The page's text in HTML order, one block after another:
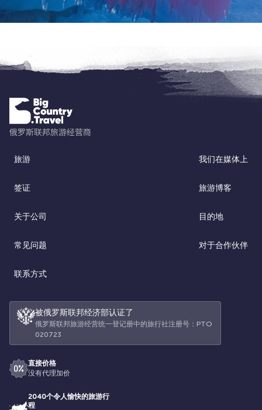
旅游 我们在媒体上
签证 旅游博客
关于公司 目的地
常见问题 对于合作伙伴
联系方式
被俄罗斯联邦经济部认证了
俄罗斯联邦旅游经营统一登记册中的旅行社注册号：РТО
020723
直接价格
没有代理加价
2040个令人愉快的旅游行
程